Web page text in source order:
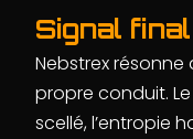
Signal final
Nebstrex
propre conduit.
scellé, l’entropie